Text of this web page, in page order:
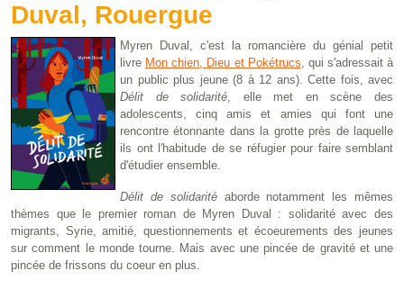
Duval, Rouergue
Myren Duval, c'est la romancière du génial petit
livre Mon chien, Dieu et Pokétrucs, qui s'adressait à
un public plus jeune (8 à 12 ans). Cette fois, avec
Délit de solidarité, elle met en scène des
adolescents, cinq amis et amies qui font une
rencontre étonnante dans la grotte près de laquelle
ils ont l'habitude de se réfugier pour faire semblant
d'étudier ensemble.
Délit de solidaritéaborde notamment les mêmes
thèmes que le premier roman de Myren Duval : solidarité avec des
migrants, Syrie, amitié, questionnements et écoeurements des jeunes
sur comment le monde tourne. Mais avec une pincée de gravité et une
pincée de frissons du coeur en plus.